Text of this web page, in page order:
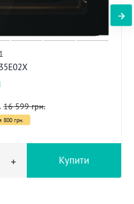
1
16 599 грн.
800 грн.
Купити